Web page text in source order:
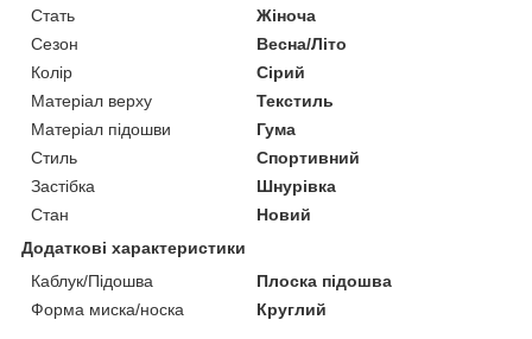
Стать
Жіноча
Сезон
Весна/Літо
Колір
Сірий
Матеріал верху
Текстиль
Матеріал підошви
Гума
Стиль
Спортивний
Застібка
Шнурівка
Стан
Новий
Додаткові характеристики
Каблук/Підошва
Плоска підошва
Форма миска/носка
Круглий